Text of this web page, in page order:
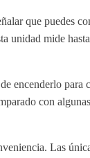
que puedes
unidad mide
encenderlo para
con
Las